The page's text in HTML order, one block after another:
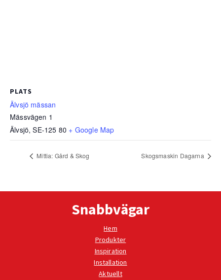
PLATS
Älvsjö mässan
Mässvägen 1
Älvsjö, SE-125 80 + Google Map
Mittia: Gård & Skog Skogsmaskin Dagarna
Snabbvägar
Hem
Produkter
Inspiration
Installation
Aktuellt